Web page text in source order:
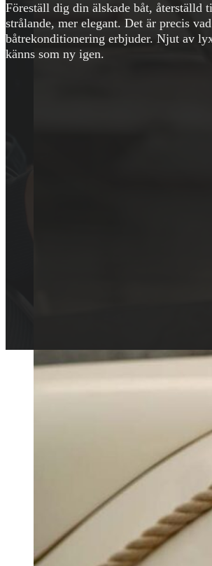
Föreställ dig din älskade båt, återställd
strålande, mer elegant. Det är precis
båtrekonditionering erbjuder. Njut av
känns som ny igen.